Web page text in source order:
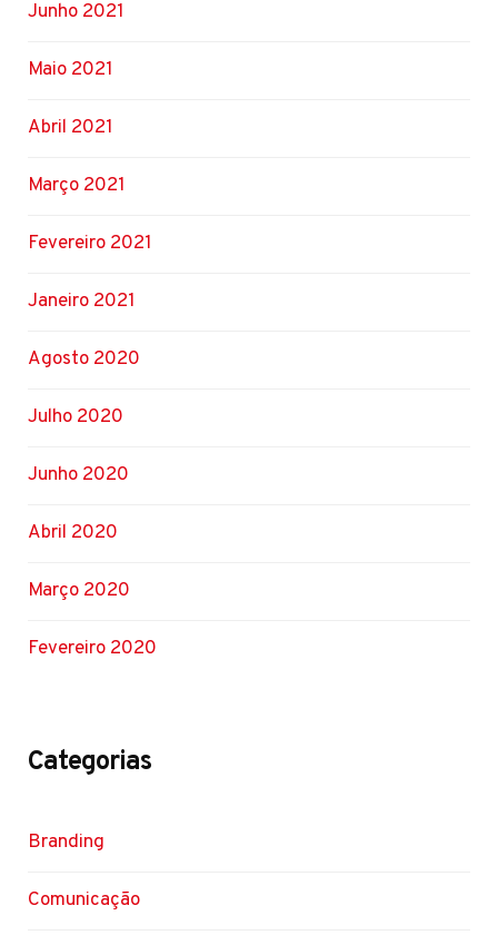
Junho 2021
Maio 2021
Abril 2021
Março 2021
Fevereiro 2021
Janeiro 2021
Agosto 2020
Julho 2020
Junho 2020
Abril 2020
Março 2020
Fevereiro 2020
Categorias
Branding
Comunicação